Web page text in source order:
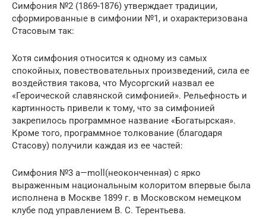
Симфония №2 (1869-1876) утверждает традиции,
сформированные в симфонии №1, и охарактеризована
Стасовым так:
Хотя симфония относится к одному из самых
спокойных, повествовательных произведений, сила ее
воздействия такова, что Мусоргский назвал ее
«Героической славянской симфонией». Рельефность и
картинность привели к тому, что за симфонией
закрепилось программное название «Богатырская».
Кроме того, программное толкование (благодаря
Стасову) получили каждая из ее частей:
Симфония №3 a—moll(неоконченная) с ярко
выраженным национальным колоритом впервые была
исполнена в Москве 1899 г. в Московском немецком
клубе под управлением В. С. Терентьева.